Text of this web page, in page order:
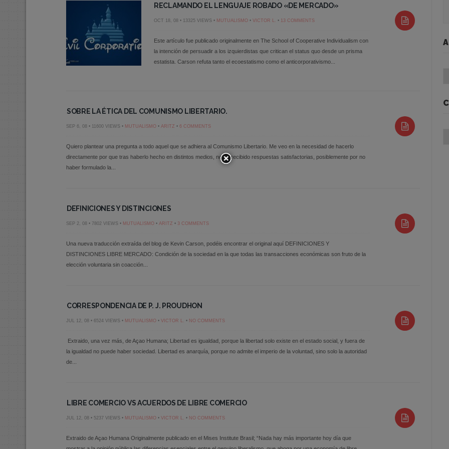
RECLAMANDO EL LENGUAJE ROBADO «DE MERCADO»
OCT 18, 08 • 13325 VIEWS • MUTUALISMO • VICTOR L. • 13 COMMENTS
Este artículo fue publicado originalmente en The School of Cooperative Individualism con
la intención de persuadir a los izquierdistas que critican el status quo desde un prisma
estatista. Carson refuta tanto el ecoestatismo como el anticorporativismo...
SOBRE LA ÉTICA DEL COMUNISMO LIBERTARIO.
SEP 6, 08 • 11600 VIEWS • MUTUALISMO • ARITZ • 6 COMMENTS
Quiero plantear una pregunta a todo aquel que se adhiera al Comunismo Libertario. Me veo en la necesidad de hacerlo
directamente por que tras haberlo hecho en distintos medios, no he recibido respuestas satisfactorias, posiblemente por no
haber formulado la...
DEFINICIONES Y DISTINCIONES
SEP 2, 08 • 7802 VIEWS • MUTUALISMO • ARITZ • 3 COMMENTS
Una nueva traducción extraída del blog de Kevin Carson, podéis encontrar el original aquí DEFINICIONES Y
DISTINCIONES LIBRE MERCADO: Condición de la sociedad en la que todas las transacciones económicas son fruto de la
elección voluntaria sin coacción...
CORRESPONDENCIA DE P. J. PROUDHON
JUL 12, 08 • 6524 VIEWS • MUTUALISMO • VICTOR L. • NO COMMENTS
Extraido, una vez más, de Açao Humana; Libertad es igualdad, porque la libertad solo existe en el estado social, y fuera de
la igualdad no puede haber sociedad. Libertad es anarquía, porque no admite el imperio de la voluntad, sino solo la autoridad
de...
LIBRE COMERCIO VS ACUERDOS DE LIBRE COMERCIO
JUL 12, 08 • 5237 VIEWS • MUTUALISMO • VICTOR L. • NO COMMENTS
Extraido de Açao Humana Originalmente publicado en el Mises Institute Brasil; “Nada hay más importante hoy día que